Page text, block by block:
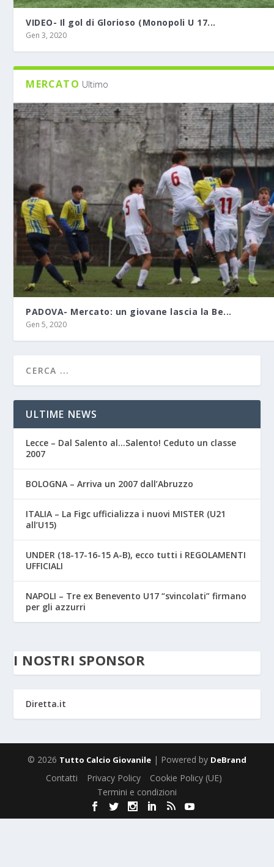
VIDEO- Il gol di Glorioso (Monopoli U 17...
Gen 3, 2020
MERCATO Ultimo
PADOVA- Mercato: un giovane lascia la Be...
Gen 5, 2020
ULTIME NEWS
Lecce – Dal Salento al…Salento! Ceduto un classe
2007
BOLOGNA – Arriva un 2007 dall’Abruzzo
ITALIA – La Figc ufficializza i nuovi MISTER (U21
all’U15)
UNDER (18-17-16-15 A-B), ecco tutti i REGOLAMENTI
UFFICIALI
NAPOLI – Tre ex Benevento U17 “svincolati” firmano
per gli azzurri
I NOSTRI SPONSOR
Diretta.it
© 2026 Tutto Calcio Giovanile | Powered by DeBrand
Contatti Privacy Policy
Cookie Policy (UE)
Termini e condizioni